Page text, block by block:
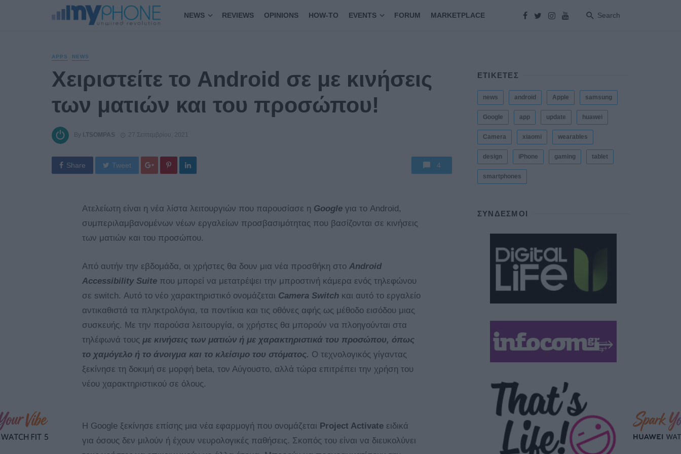
NEWS REVIEWS OPINIONS HOW-TO EVENTS FORUM MARKETPLACE Search
APPS NEWS
Χειριστείτε το Android σε με κινήσεις
των ματιών και του προσώπου!
By I.TSOMPAS 27 Σεπτεμβρίου, 2021
Share Tweet 4
Ατελείωτη είναι η νέα λίστα λειτουργιών που παρουσίασε η Google για το Android,
συμπεριλαμβανομένων νέων εργαλείων προσβασιμότητας που βασίζονται σε κινήσεις
των ματιών και του προσώπου.
Από αυτήν την εβδομάδα, οι χρήστες θα δουν μια νέα προσθήκη στο Android
Accessibility Suite που μπορεί να μετατρέψει την μπροστινή κάμερα ενός τηλεφώνου
σε switch. Αυτό το νέο χαρακτηριστικό ονομάζεται Camera Switch και αυτό το εργαλείο
αντικαθιστά τα πληκτρολόγια, τα ποντίκια και τις οθόνες αφής ως μέθοδο εισόδου μιας
συσκευής. Με την παρούσα λειτουργία, οι χρήστες θα μπορούν να πλοηγούνται στα
τηλέφωνά τους με κινήσεις των ματιών ή με χαρακτηριστικά του προσώπου, όπως
το χαμόγελο ή το άνοιγμα και το κλείσιμο του στόματος. Ο τεχνολογικός γίγαντας
ξεκίνησε τη δοκιμή σε μορφή beta, τον Αύγουστο, αλλά τώρα επιτρέπει την χρήση του
νέου χαρακτηριστικού σε όλους.
Η Google ξεκίνησε επίσης μια νέα εφαρμογή που ονομάζεται Project Activate ειδικά
για όσους δεν μιλούν ή έχουν νευρολογικές παθήσεις. Σκοπός του είναι να διευκολύνει
ΕΤΙΚΕΤΕΣ
news android Apple samsung
Google app update huawei
Camera xiaomi wearables
design iPhone gaming tablet
smartphones
ΣΎΝΔΕΣΜΟΙ